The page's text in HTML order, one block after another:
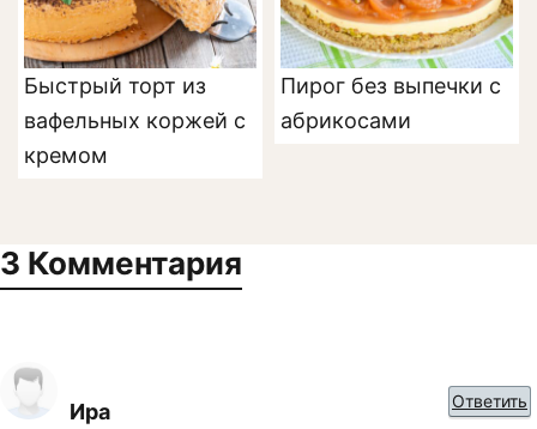
Быстрый торт из
вафельных коржей с
кремом
Пирог без выпечки с
абрикосами
3 Комментария
Ира Ответить